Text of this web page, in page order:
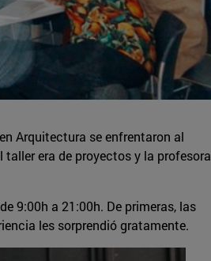
Arquitectura se enfrentaron al
taller era de proyectos y la profesora
9:00h a 21:00h. De primeras, las
les sorprendió gratamente.